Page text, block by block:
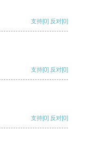
支持[0] 反对[0]
支持[0] 反对[0]
支持[0] 反对[0]